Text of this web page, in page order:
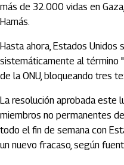
más de 32.000 vidas en
Hamás.
Hasta ahora, Estados Unidos
sistemáticamente al término
de la ONU, bloqueando tres
La resolución aprobada este
miembros no permanentes
todo el fin de semana con
un nuevo fracaso, según